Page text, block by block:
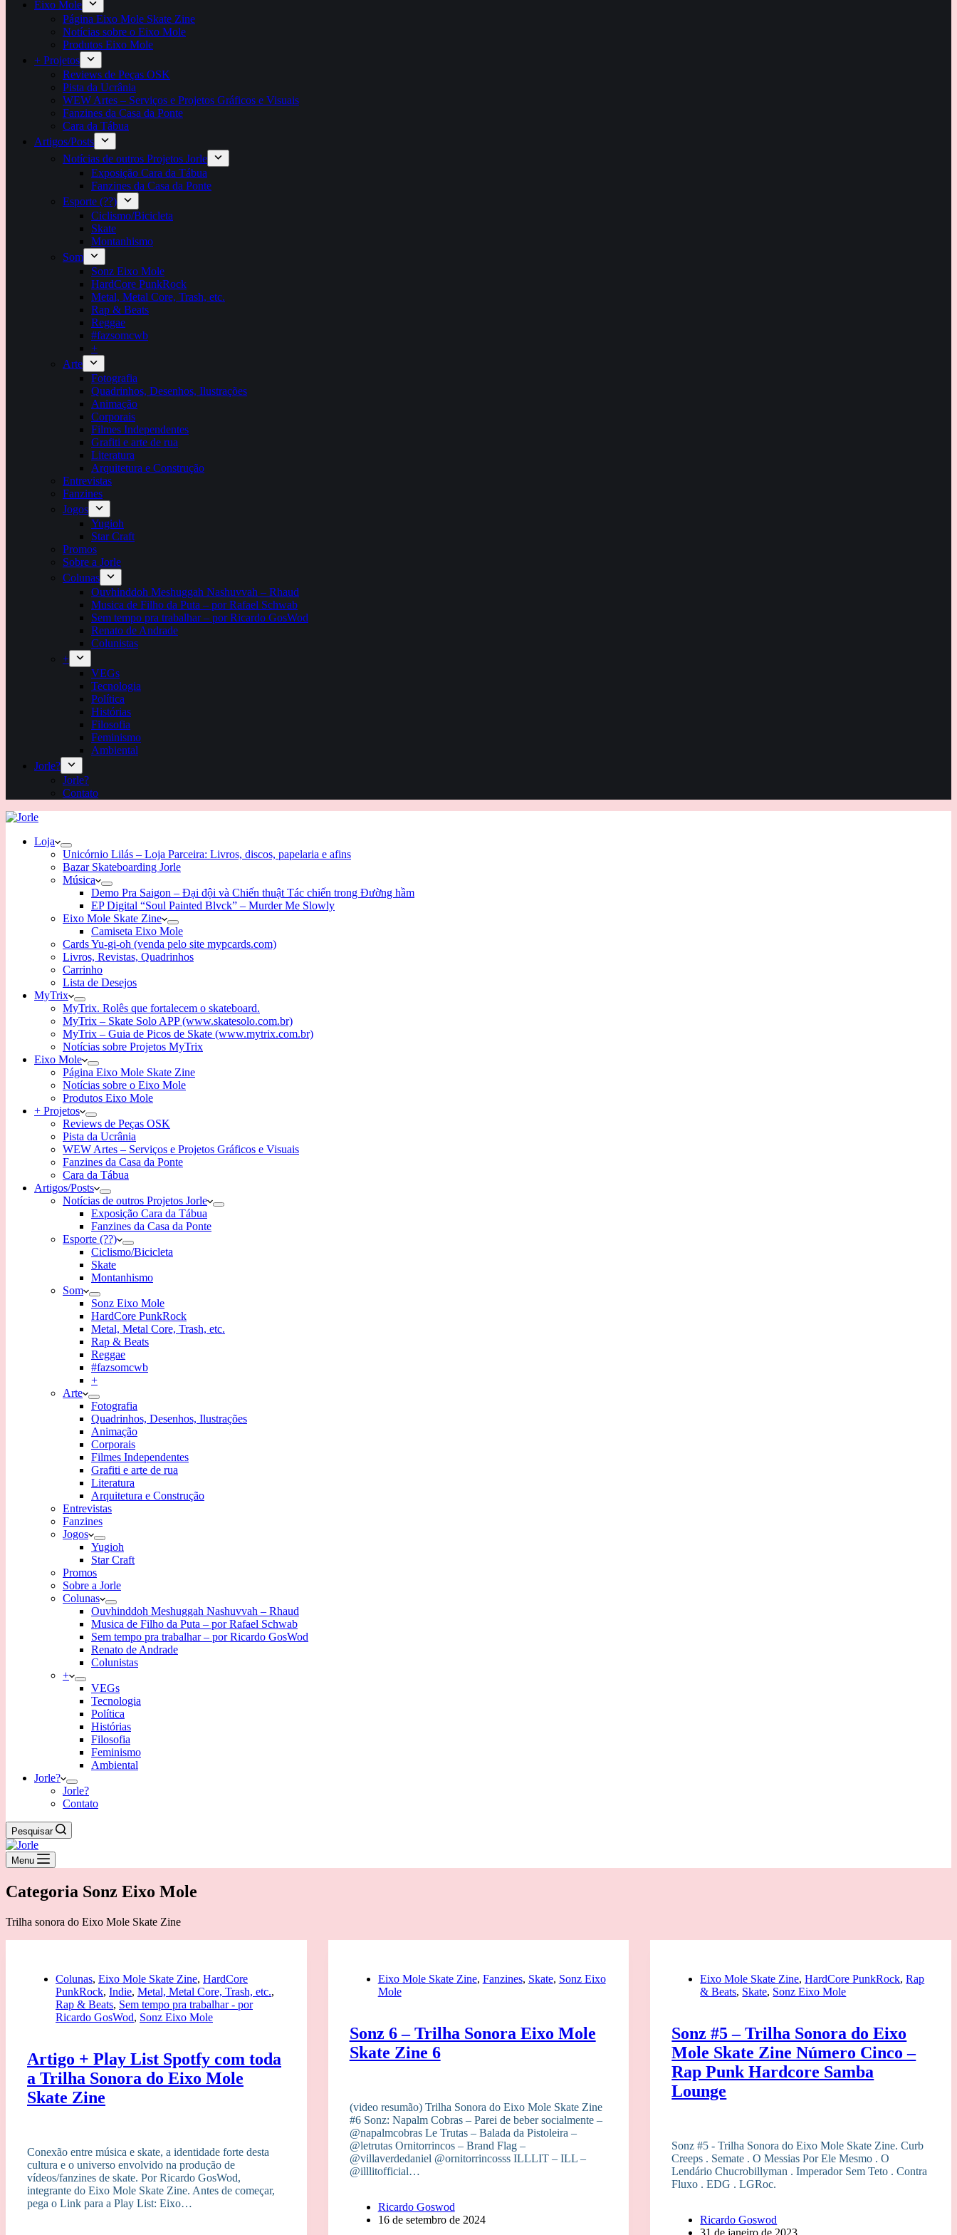
Eixo Mole
Página Eixo Mole Skate Zine
Notícias sobre o Eixo Mole
Produtos Eixo Mole
+ Projetos
Reviews de Peças OSK
Pista da Ucrânia
WEW Artes – Serviços e Projetos Gráficos e Visuais
Fanzines da Casa da Ponte
Cara da Tábua
Artigos/Posts
Notícias de outros Projetos Jorle
Exposição Cara da Tábua
Fanzines da Casa da Ponte
Esporte (??)
Ciclismo/Bicicleta
Skate
Montanhismo
Som
Sonz Eixo Mole
HardCore PunkRock
Metal, Metal Core, Trash, etc.
Rap & Beats
Reggae
#fazsomcwb
+
Arte
Fotografia
Quadrinhos, Desenhos, Ilustrações
Animação
Corporais
Filmes Independentes
Grafiti e arte de rua
Literatura
Arquitetura e Construção
Entrevistas
Fanzines
Jogos
Yugioh
Star Craft
Promos
Sobre a Jorle
Colunas
Ouvhinddoh Meshuggah Nashuvvah – Rhaud
Musica de Filho da Puta – por Rafael Schwab
Sem tempo pra trabalhar – por Ricardo GosWod
Renato de Andrade
Colunistas
+
VEGs
Tecnologia
Política
Histórias
Filosofia
Feminismo
Ambiental
Jorle?
Jorle?
Contato
Loja
Unicórnio Lilás – Loja Parceira: Livros, discos, papelaria e afins
Bazar Skateboarding Jorle
Música
Demo Pra Saigon – Đại đội và Chiến thuật Tác chiến trong Đường hầm
EP Digital “Soul Painted Blvck” – Murder Me Slowly
Eixo Mole Skate Zine
Camiseta Eixo Mole
Cards Yu-gi-oh (venda pelo site mypcards.com)
Livros, Revistas, Quadrinhos
Carrinho
Lista de Desejos
MyTrix
MyTrix. Rolês que fortalecem o skateboard.
MyTrix – Skate Solo APP (www.skatesolo.com.br)
MyTrix – Guia de Picos de Skate (www.mytrix.com.br)
Notícias sobre Projetos MyTrix
Eixo Mole
Página Eixo Mole Skate Zine
Notícias sobre o Eixo Mole
Produtos Eixo Mole
+ Projetos
Reviews de Peças OSK
Pista da Ucrânia
WEW Artes – Serviços e Projetos Gráficos e Visuais
Fanzines da Casa da Ponte
Cara da Tábua
Artigos/Posts
Notícias de outros Projetos Jorle
Exposição Cara da Tábua
Fanzines da Casa da Ponte
Esporte (??)
Ciclismo/Bicicleta
Skate
Montanhismo
Som
Sonz Eixo Mole
HardCore PunkRock
Metal, Metal Core, Trash, etc.
Rap & Beats
Reggae
#fazsomcwb
+
Arte
Fotografia
Quadrinhos, Desenhos, Ilustrações
Animação
Corporais
Filmes Independentes
Grafiti e arte de rua
Literatura
Arquitetura e Construção
Entrevistas
Fanzines
Jogos
Yugioh
Star Craft
Promos
Sobre a Jorle
Colunas
Ouvhinddoh Meshuggah Nashuvvah – Rhaud
Musica de Filho da Puta – por Rafael Schwab
Sem tempo pra trabalhar – por Ricardo GosWod
Renato de Andrade
Colunistas
+
VEGs
Tecnologia
Política
Histórias
Filosofia
Feminismo
Ambiental
Jorle?
Jorle?
Contato
Pesquisar
Menu
Categoria Sonz Eixo Mole
Trilha sonora do Eixo Mole Skate Zine
Colunas, Eixo Mole Skate Zine, HardCore
PunkRock, Indie, Metal, Metal Core, Trash, etc.,
Rap & Beats, Sem tempo pra trabalhar - por
Ricardo GosWod, Sonz Eixo Mole
Artigo + Play List Spotfy com toda
a Trilha Sonora do Eixo Mole
Skate Zine
Conexão entre música e skate, a identidade forte desta
cultura e o universo envolvido na produção de
vídeos/fanzines de skate. Por Ricardo GosWod,
integrante do Eixo Mole Skate Zine. Antes de começar,
pega o Link para a Play List: Eixo…
Eixo Mole Skate Zine, Fanzines, Skate, Sonz Eixo
Mole
Sonz 6 – Trilha Sonora Eixo Mole
Skate Zine 6
(video resumão) Trilha Sonora do Eixo Mole Skate Zine
#6 Sonz: Napalm Cobras – Parei de beber socialmente –
@‌napalmcobras Le Trutas – Balada da Pistoleira –
@‌letrutas Ornitorrincos – Brand Flag –
@‌villaverdedaniel @ornitorrincosss ILLLIT – ILL –
@‌illlitofficial…
Ricardo Goswod
16 de setembro de 2024
Eixo Mole Skate Zine,HardCore PunkRock,Rap
& Beats, Skate, Sonz Eixo Mole
Sonz #5 – Trilha Sonora do Eixo
Mole Skate Zine Número Cinco –
Rap Punk Hardcore Samba
Lounge
Sonz #5 - Trilha Sonora do Eixo Mole Skate Zine. Curb
Creeps . Semate . O Messias Por Ele Mesmo . O
Lendário Chucrobillyman . Imperador Sem Teto . Contra
Fluxo . EDG . LGRoc.
Ricardo Goswod
31 de janeiro de 2023